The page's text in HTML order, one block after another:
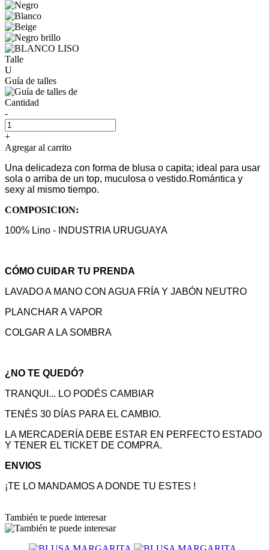
Talle
U
Guía de talles
Cantidad
-
+
Agregar al carrito
Una delicadeza con forma de blusa o capita; ideal para usar
sola o arriba de un top, muculosa o vestido.Romántica y
sexy al mismo tiempo.
COMPOSICION:
100% Lino - INDUSTRIA URUGUAYA
CÓMO CUIDAR TU PRENDA
LAVADO A MANO CON AGUA FRÍA Y JABÓN NEUTRO
PLANCHAR A VAPOR
COLGAR A LA SOMBRA
¿NO TE QUEDÓ?
TRANQUI... LO PODÉS CAMBIAR
TENÉS 30 DÍAS PARA EL CAMBIO.
LA MERCADERÍA DEBE ESTAR EN PERFECTO ESTADO
Y TENER EL TICKET DE COMPRA.
ENVIOS
¡TE LO MANDAMOS A DONDE TU ESTES !
También te puede interesar